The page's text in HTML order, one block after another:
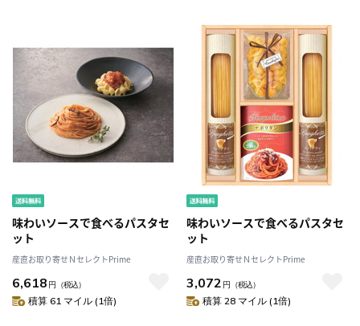
味わいソースで食べるパスタセ
ット
産直お取り寄せＮセレクトPrime
6,618 円 （税込）
積算 61 マイル (1倍)
味わいソースで食べるパスタセ
ット
産直お取り寄せＮセレクトPrime
3,072 円 （税込）
積算 28 マイル (1倍)